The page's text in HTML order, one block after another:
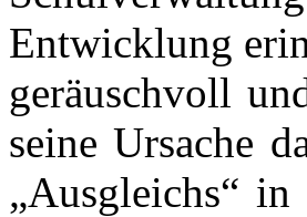
Entwicklung
geräuschvoll
seine Ursache
„Ausgleichs“